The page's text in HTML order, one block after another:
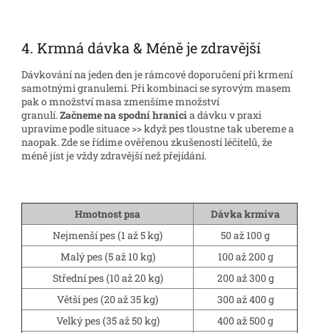
4. Krmná dávka & Méně je zdravější
Dávkování na jeden den je rámcové doporučení při krmení
samotnými granulemi. Při kombinaci se syrovým masem
pak o množství masa zmenšíme množství
granulí. Začneme na spodní hranici a dávku v praxi
upravíme podle situace >> když pes tloustne tak ubereme a
naopak. Zde se řídíme ověřenou zkušeností léčitelů, že
méně jíst je vždy zdravější než přejídání.
Hmotnost psa
Dávka krmiva
Nejmenší pes (1 až 5 kg)
50 až 100 g
Malý pes (5 až 10 kg)
100 až 200 g
Střední pes (10 až 20 kg)
200 až 300 g
Větší pes (20 až 35 kg)
300 až 400 g
Velký pes (35 až 50 kg)
400 až 500 g